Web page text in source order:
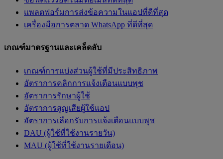
แพลตฟอร์มการส่งข้อความในแอปที่ดีที่สุด
เครื่องมือการตลาด WhatsApp ที่ดีที่สุด
เกณฑ์มาตรฐานและเคล็ดลับ
เกณฑ์การแบ่งส่วนผู้ใช้ที่มีประสิทธิภาพ
อัตราการคลิกการแจ้งเตือนแบบพุช
อัตราการรักษาผู้ใช้
อัตราการสูญเสียผู้ใช้แอป
อัตราการเลือกรับการแจ้งเตือนแบบพุช
DAU (ผู้ใช้ที่ใช้งานรายวัน)
MAU (ผู้ใช้ที่ใช้งานรายเดือน)